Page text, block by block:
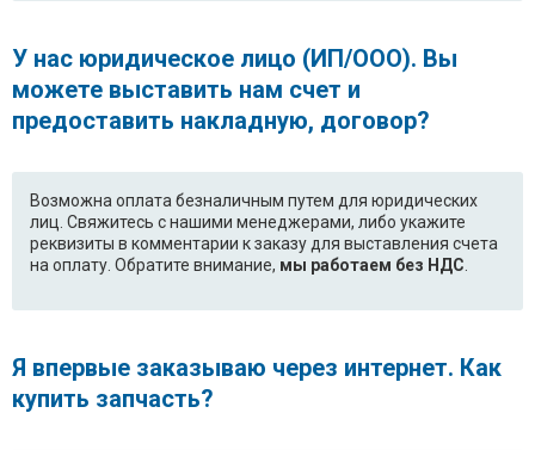
У нас юридическое лицо (ИП/ООО). Вы
можете выставить нам счет и
предоставить накладную, договор?
Возможна оплата безналичным путем для юридических
лиц. Свяжитесь с нашими менеджерами, либо укажите
реквизиты в комментарии к заказу для выставления счета
на оплату. Обратите внимание, мы работаем без НДС
Я впервые заказываю через интернет. Как
купить запчасть?